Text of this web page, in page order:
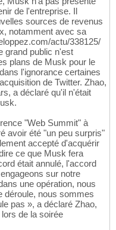
de l'entreprise. Il
sources de revenus
notamment avec sa
actu/338125/
grand public n'est
plans de Musk pour le
l'ignorance certaines
de Twitter. Zhao,
a déclaré qu'il n'était
"Web Summit" à
avoir été "un peu surpris"
accepté d'acquérir
ce que Musk fera
était annulé, l'accord
sur notre
une opération, nous
déroule, nous sommes
pas », a déclaré Zhao,
de la soirée